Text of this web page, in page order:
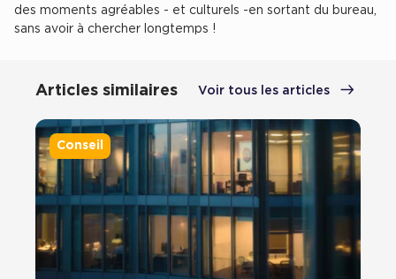
des moments agréables - et culturels -en sortant du bureau,
sans avoir à chercher longtemps !
Articles similaires Voir tous les articles
Conseil